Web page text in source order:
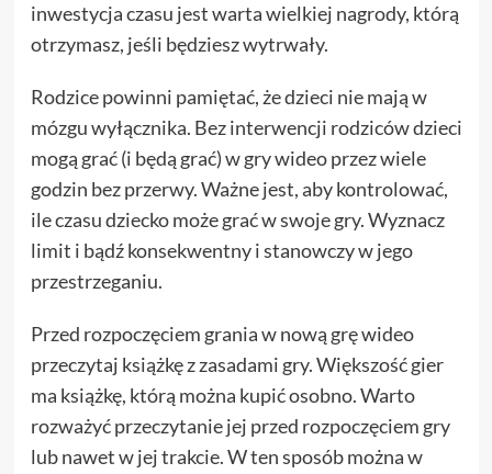
inwestycja czasu jest warta wielkiej nagrody, którą
otrzymasz, jeśli będziesz wytrwały.
Rodzice powinni pamiętać, że dzieci nie mają w
mózgu wyłącznika. Bez interwencji rodziców dzieci
mogą grać (i będą grać) w gry wideo przez wiele
godzin bez przerwy. Ważne jest, aby kontrolować,
ile czasu dziecko może grać w swoje gry. Wyznacz
limit i bądź konsekwentny i stanowczy w jego
przestrzeganiu.
Przed rozpoczęciem grania w nową grę wideo
przeczytaj książkę z zasadami gry. Większość gier
ma książkę, którą można kupić osobno. Warto
rozważyć przeczytanie jej przed rozpoczęciem gry
lub nawet w jej trakcie. W ten sposób można w